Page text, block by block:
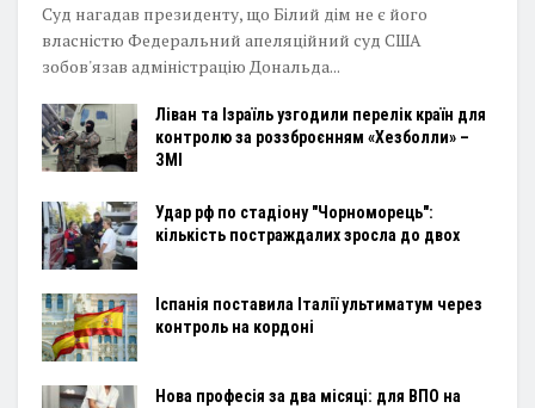
Суд нагадав президенту, що Білий дім не є його
власністю Федеральний апеляційний суд США
зобов'язав адміністрацію Дональда...
Ліван та Ізраїль узгодили перелік країн для
контролю за роззброєнням «Хезболли» –
ЗМІ
Удар рф по стадіону "Чорноморець":
кількість постраждалих зросла до двох
Іспанія поставила Італії ультиматум через
контроль на кордоні
Нова професія за два місяці: для ВПО на